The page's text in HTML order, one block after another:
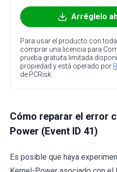
Arréglelo
Para usar el producto con
comprar una licencia para
prueba gratuita limitada
propiedad y está operado por
de PCRisk.
Cómo reparar el error
Power (Event ID 41)
Es posible que haya